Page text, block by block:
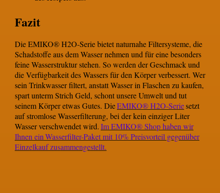
Fazit
Die EMIKO® H2O-Serie bietet naturnahe Filtersysteme, die
Schadstoffe aus dem Wasser nehmen und für eine besonders
feine Wasserstruktur stehen. So werden der Geschmack und
die Verfügbarkeit des Wassers für den Körper verbessert. Wer
sein Trinkwasser filtert, anstatt Wasser in Flaschen zu kaufen,
spart unterm Strich Geld, schont unsere Umwelt und tut
seinem Körper etwas Gutes. DieEMIKO® H2O-Seriesetzt
auf stromlose Wasserfilterung, bei der kein einziger Liter
Wasser verschwendet wird.Im EMIKO® Shop haben wir
Ihnen einWasserfilter-Paket mit 10% Preisvorteil gegenüber
Einzelkauf zusammengestellt.